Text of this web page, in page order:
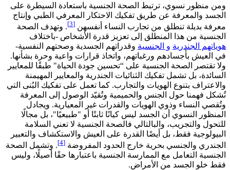
ومن منظور نسوي، ترتبط الصحة الجنسية باستعادة السيطرة على
الجسد والمعرفة عن طريق تفكيك الاحتكار المعرفي الطبي وإنتاج
معرفة بديلة تنطلق من تجارب النساء أنفسهن [3]
. وتهدف الصحة
الجنسية من هذا المنطلق إلى تعزيز قدرة الأشخاص -باختلاف
هوياتهم الجندرية و الجنسية وقدراتهم الجسدية وصحتهم النفسية-
في العيش بأجسادهم ورغباتهم، واتخاذ قرارات واعية وحرة بشأنها.
ولا تقتصر الصحة الجنسية على “تحسين جودة الحياة" طبقًا للمعايير
السائدة، بل تشمل تفكيك الثنائيات الجندرية والمعايير المهيمنة
والاعتراف بتنوع الهويات والتجارب. كما تعمل على تفكيك البُنى التي
تُشكل فهمنا حول الجنس والحميمية وتُقيّد الوصول إلى المعرفة
وتُقصي النساء وذوي الهويات والقدرات غير المعيارية. ويجادل
المنظور النسوي أن الجسد ليس كيانًا ثابتًا أو "طبيعيًا"، بل مجالًا
للتحول والتجريب، والبالتالي فالصحة الجنسية لا تعني السلامة
البيولوجية فقط، بل أيضًا القدرة على العيش والاستكشاف والتعبير
الجندري والجنسي بحرية خارج الحدود المفروضة [4]
. وتشمل الصحة
الجنسية التعامل مع الممارسة الجنسية باعتبارها حقًا أصيلًا، وليس
فقط خلو الجسد من الأمراض.